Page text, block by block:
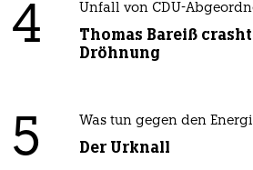
4 Unfall von CDU-
Thomas Bareiß
Dröhnung
5 Was tun gegen den
Der Urknall